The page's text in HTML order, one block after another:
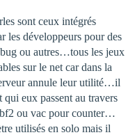
sont ceux intégrés
les développeurs pour des
ou autres…tous les jeux
sur le net car dans la
annule leur utilité…il
qui eux passent au travers
ou vac pour counter…
utilisés en solo mais il